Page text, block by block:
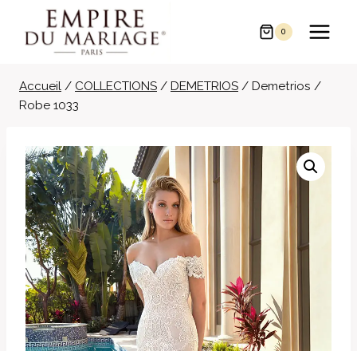
contenu
0
Accueil / COLLECTIONS / DEMETRIOS / Demetrios /
Robe 1033